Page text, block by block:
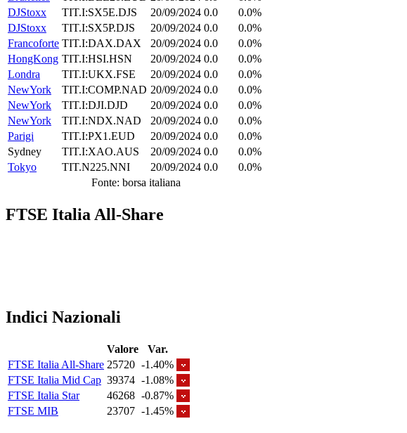
DJStoxx
TIT.I:SX5E.DJS 20/09/2024 0.0
0.0%
DJStoxx
TIT.I:SX5P.DJS 20/09/2024 0.0
0.0%
Francoforte TIT.I:DAX.DAX 20/09/2024 0.0
0.0%
HongKong TIT.I:HSI.HSN 20/09/2024 0.0
0.0%
Londra
TIT.I:UKX.FSE 20/09/2024 0.0
0.0%
NewYork
TIT.I:COMP.NAD 20/09/2024 0.0
0.0%
NewYork
TIT.I:DJI.DJD 20/09/2024 0.0
0.0%
NewYork
TIT.I:NDX.NAD 20/09/2024 0.0
0.0%
Parigi
TIT.I:PX1.EUD 20/09/2024 0.0
0.0%
Sydney
TIT.I:XAO.AUS 20/09/2024 0.0
0.0%
Tokyo
TIT.N225.NNI 20/09/2024 0.0
0.0%
Fonte: borsa italiana
FTSE Italia All-Share
Indici Nazionali
Valore
Var.
FTSE Italia All-Share 25720 -1.40%
FTSE Italia Mid Cap 39374 -1.08%
FTSE Italia Star
46268 -0.87%
FTSE MIB
23707 -1.45%